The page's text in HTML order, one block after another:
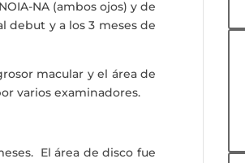
NA (ambos ojos) y de
debut y a los 3 meses de
macular y el área de
varios examinadores.
El área de disco fue